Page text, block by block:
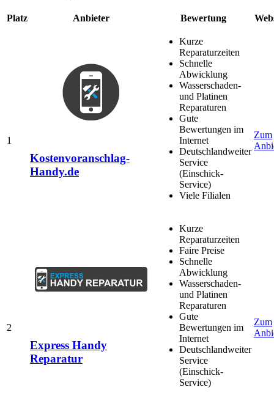
Platz Anbieter Bewertung
1
Kostenvoranschlag-
Handy.de
Kurze
Reparaturzeiten
Schnelle
Abwicklung
Wasserschaden-
und Platinen
Reparaturen
Gute
Bewertungen im
Internet
Deutschlandweiter
Service
(Einschick-
Service)
Viele Filialen
Zum
2
Express Handy
Reparatur
Kurze
Reparaturzeiten
Faire Preise
Schnelle
Abwicklung
Wasserschaden-
und Platinen
Reparaturen
Gute
Bewertungen im
Internet
Deutschlandweiter
Service
(Einschick-
Service)
Zum